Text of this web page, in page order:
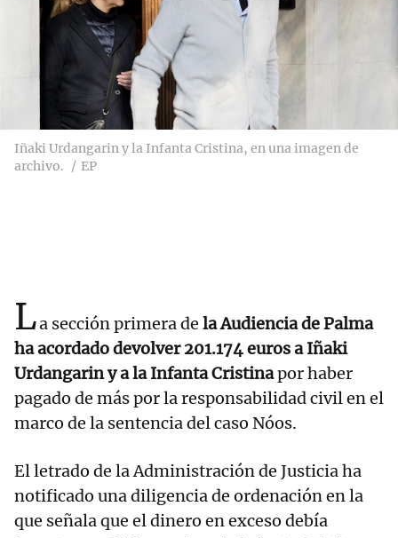
Iñaki Urdangarin y la Infanta Cristina, en una imagen de
archivo.
EP
La sección primera de la Audiencia de Palma
ha acordado devolver 201.174 euros a Iñaki
Urdangarin y a la Infanta Cristinapor haber
pagado de más por la responsabilidad civil en el
marco de la sentencia del caso Nóos.
El letrado de la Administración de Justicia ha
notificado una diligencia de ordenación en la
que señala que el dinero en exceso debía